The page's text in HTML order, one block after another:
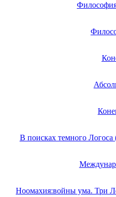
В поисках темного Логоса
Ноомахия:войны ума. Три